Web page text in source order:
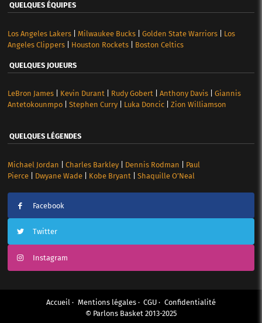
QUELQUES ÉQUIPES
Los Angeles Lakers| Milwaukee Bucks| Golden State Warriors| Los
Angeles Clippers| Houston Rockets| Boston Celtics
QUELQUES JOUEURS
LeBron James| Kevin Durant| Rudy Gobert| Anthony Davis| Giannis
Antetokounmpo| Stephen Curry| Luka Doncic| Zion Williamson
QUELQUES LÉGENDES
Michael Jordan Charles Barkley| Dennis Rodman
Paul
Pierce| Dwyane Wade| Kobe Bryant Shaquille O’Neal
Facebook
Twitter
Instagram
Accueil Mentions légales CGU
Confidentialité
© Parlons Basket 2013-2025